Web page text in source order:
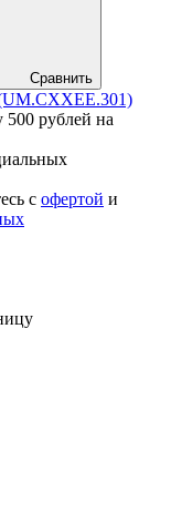
Сравнить
рублей на
с офертой и